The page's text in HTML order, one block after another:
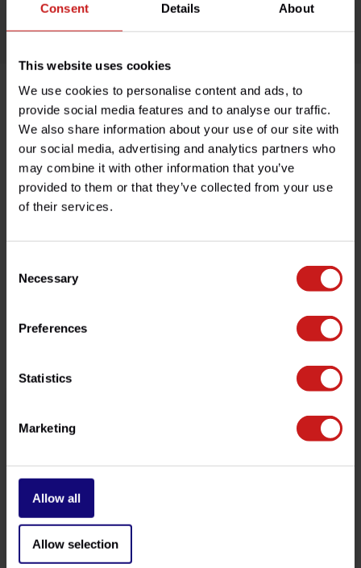
Consent Details About
This website uses cookies
We use cookies to personalise content and ads, to
provide social media features and to analyse our traffic.
We also share information about your use of our site with
our social media, advertising and analytics partners who
may combine it with other information that you’ve
provided to them or that they’ve collected from your use
of their services.
Selection
Necessary
Preferences
Statistics
Marketing
Allow all
Allow selection
Description du produit
Spécifications
info@britishlegends.fr
. Nous serons ravis de vous aider !
Liquide de Freins DOT5.1